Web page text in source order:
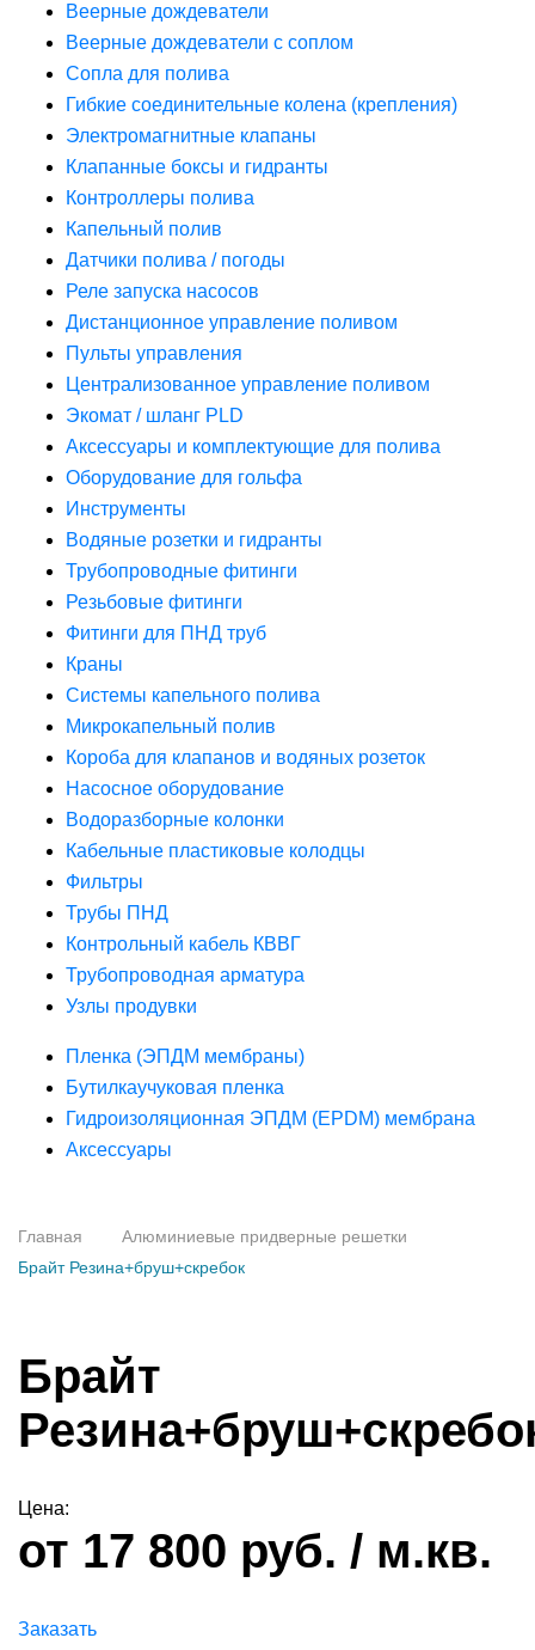
Веерные дождеватели
Веерные дождеватели с соплом
Сопла для полива
Гибкие соединительные колена (крепления)
Электромагнитные клапаны
Клапанные боксы и гидранты
Контроллеры полива
Капельный полив
Датчики полива / погоды
Реле запуска насосов
Дистанционное управление поливом
Пульты управления
Централизованное управление поливом
Экомат / шланг PLD
Аксессуары и комплектующие для полива
Оборудование для гольфа
Инструменты
Водяные розетки и гидранты
Трубопроводные фитинги
Резьбовые фитинги
Фитинги для ПНД труб
Краны
Системы капельного полива
Микрокапельный полив
Короба для клапанов и водяных розеток
Насосное оборудование
Водоразборные колонки
Кабельные пластиковые колодцы
Фильтры
Трубы ПНД
Контрольный кабель КВВГ
Трубопроводная арматура
Узлы продувки
Пленка (ЭПДМ мембраны)
Бутилкаучуковая пленка
Гидроизоляционная ЭПДМ (EPDM) мембрана
Аксессуары
Главная
Алюминиевые придверные решетки
Брайт Резина+бруш+скребок
Брайт
Цена:
от 17 800 руб. / м.кв.
Заказать